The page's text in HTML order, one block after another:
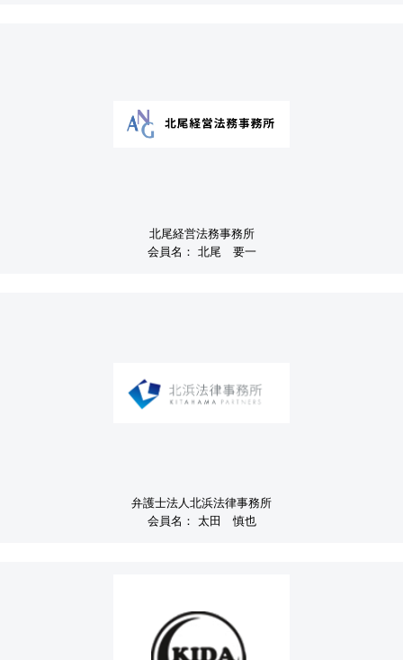
北尾経営法務事務所
会員名： 北尾 要一
弁護士法人北浜法律事務所
会員名： 太田 慎也